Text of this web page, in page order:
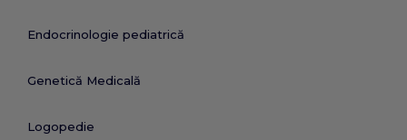
Endocrinologie pediatrică
Genetică Medicală
Logopedie